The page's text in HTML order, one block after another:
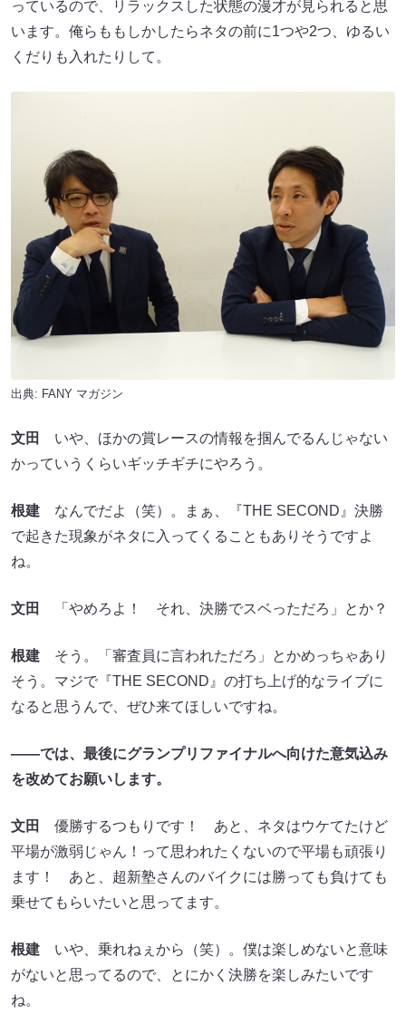
っているので、リラックスした状態の漫才が見られると思
います。俺らももしかしたらネタの前に1つや2つ、ゆるい
くだりも入れたりして。
出典: FANY マガジン
文田
いや、ほかの賞レースの情報を掴んでるんじゃない
かっていうくらいギッチギチにやろう。
根建 なんでだよ（笑）。まぁ、『THE SECOND』決勝
で起きた現象がネタに入ってくることもありそうですよ
ね。
文田 「やめろよ！ それ、決勝でスベっただろ」とか？
根建 そう。「審査員に言われただろ」とかめっちゃあり
そう。マジで『THE SECOND』の打ち上げ的なライブに
なると思うんで、ぜひ来てほしいですね。
――では、最後にグランプリファイナルへ向けた意気込み
を改めてお願いします。
文田
優勝するつもりです！ あと、ネタはウケてたけど
平場が激弱じゃん！って思われたくないので平場も頑張り
ます！ あと、超新塾さんのバイクには勝っても負けても
乗せてもらいたいと思ってます。
根建 いや、乗れねぇから（笑）。僕は楽しめないと意味
がないと思ってるので、とにかく決勝を楽しみたいです
ね。